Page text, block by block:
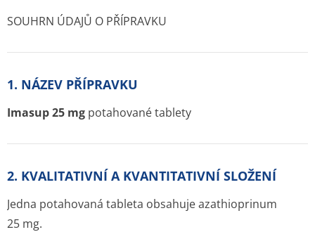
SOUHRN ÚDAJŮ O PŘÍPRAVKU
1. NÁZEV PŘÍPRAVKU
Imasup 25 mg potahované tablety
2. KVALITATIVNÍ A KVANTITATIVNÍ SLOŽENÍ
Jedna potahovaná tableta obsahuje azathioprinum
25 mg.